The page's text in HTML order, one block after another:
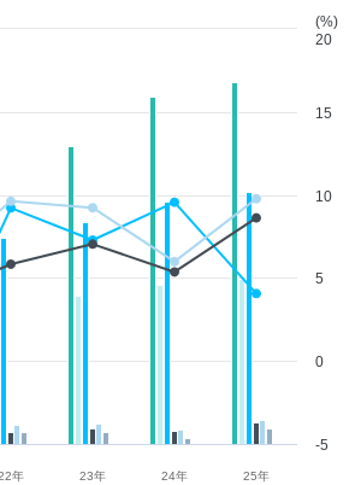
年 23年 24年 25年
-5
0
5
10
15
(%)
20